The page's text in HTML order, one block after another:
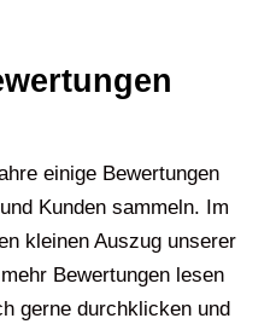
einige Bewertungen
Kunden sammeln. Im
kleinen Auszug unserer
Bewertungen lesen
gerne durchklicken und